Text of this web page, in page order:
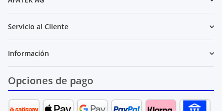
Servicio al Cliente
Información
Opciones de pago